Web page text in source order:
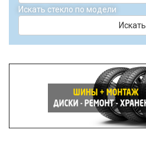
Искать стекло по модели
Искать